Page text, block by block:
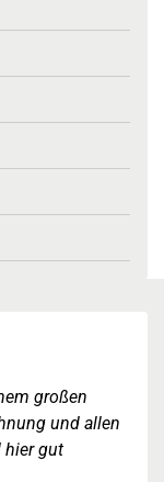
großen
und allen
hier gut